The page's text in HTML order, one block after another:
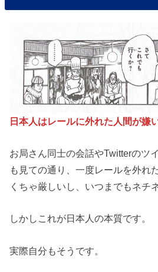
日本人はレールに外れた人間が嫌
お局さん同士の会話やTwitterのツ
も見ての通り、一度レールを外れ
くちゃ厳しいし、いつまでもネチ
しかしこれが日本人の本質です。
実際自分もそうです。